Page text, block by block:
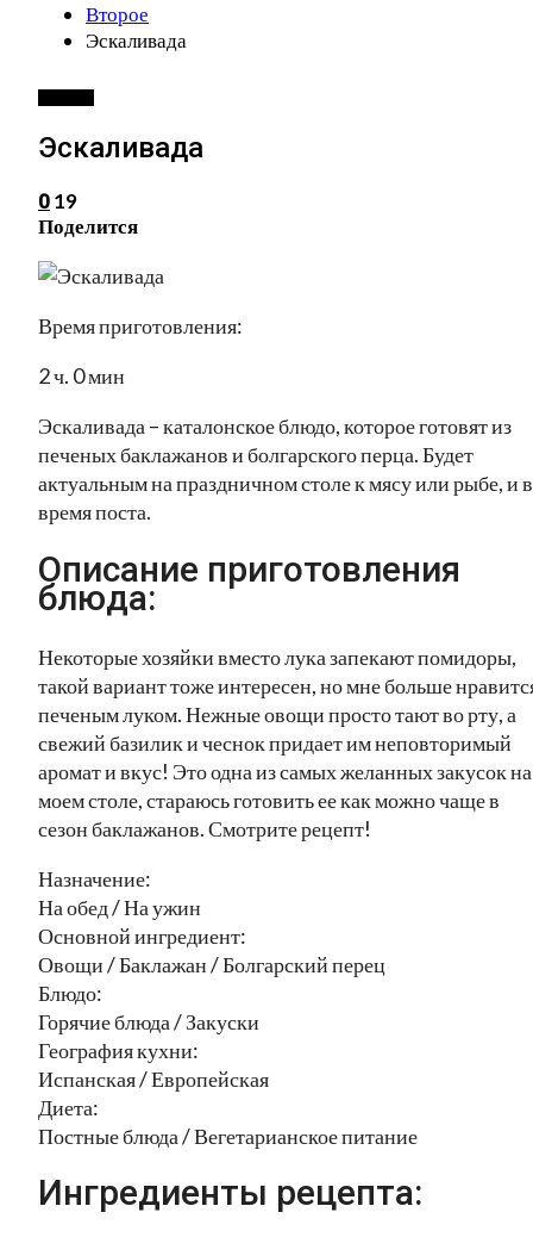
Второе
Эскаливада
Эскаливада
0 19
Поделится
Время приготовления:
2 ч. 0 мин
Эскаливада – каталонское блюдо, которое готовят из
печеных баклажанов и болгарского перца. Будет
актуальным на праздничном столе к мясу или рыбе, и
время поста.
Описание приготовления
блюда:
Некоторые хозяйки вместо лука запекают помидоры,
такой вариант тоже интересен, но мне больше
печеным луком. Нежные овощи просто тают во рту, а
свежий базилик и чеснок придает им неповторимый
аромат и вкус! Это одна из самых желанных закусок на
моем столе, стараюсь готовить ее как можно чаще в
сезон баклажанов. Смотрите рецепт!
Назначение:
На обед / На ужин
Основной ингредиент:
Овощи / Баклажан / Болгарский перец
Блюдо:
Горячие блюда / Закуски
География кухни:
Испанская / Европейская
Диета:
Постные блюда / Вегетарианское питание
Ингредиенты рецепта: